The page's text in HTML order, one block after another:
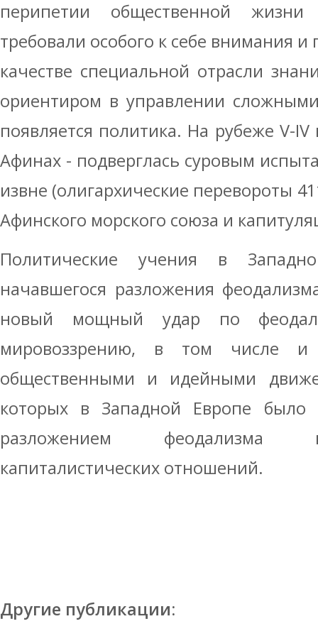
перипетии общественной жизни
требовали особого к себе внимания и
качестве специальной отрасли
ориентиром в управлении
появляется политика. На рубеже V-
Афинах - подверглась суровым
извне (олигархические перевороты
Афинского морского союза и
Политические учения в
начавшегося разложения
новый мощный удар по
мировоззрению, в том числе и
общественными и идейными
которых в Западной Европе было
разложением феодализма
капиталистических отношений.
Другие публикации: